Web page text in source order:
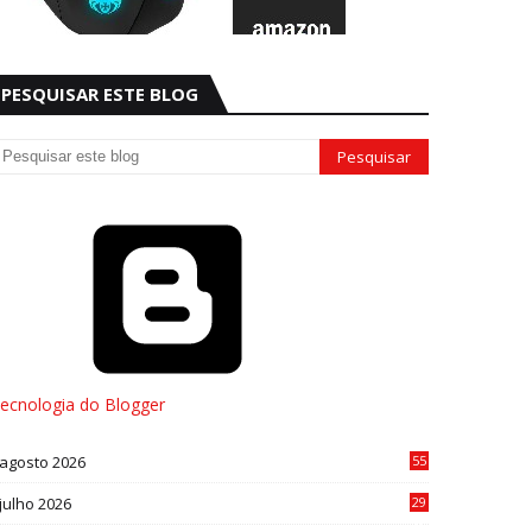
PESQUISAR ESTE BLOG
do Blogger
agosto 2026 55
julho 2026
29